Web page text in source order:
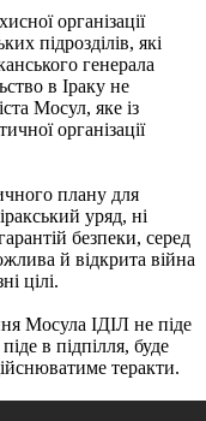
організації
підрозділів, які
генерала
в Іраку не
Мосул, яке із
організації
плану для
уряд, ні
безпеки, серед
й відкрита війна
цілі.
Мосула ІДІЛ не піде
в підпілля, буде
теракти.